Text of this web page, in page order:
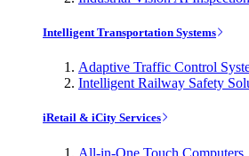
Intelligent Transportation Systems
Adaptive Traffic Control
Intelligent Railway Safety
iRetail & iCity Services
All-in-One Touch Computers